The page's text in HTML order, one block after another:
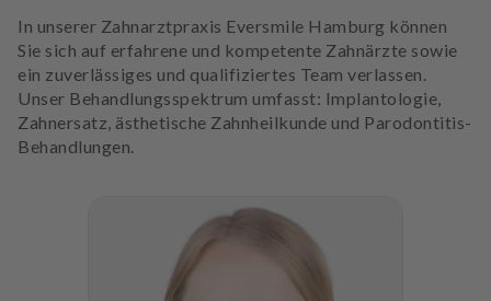
In unserer Zahnarztpraxis Eversmile Hamburg können
Sie sich auf erfahrene und kompetente Zahnärzte sowie
ein zuverlässiges und qualifiziertes Team verlassen.
Unser Behandlungsspektrum umfasst: Implantologie,
Zahnersatz, ästhetische Zahnheilkunde und Parodontitis-
Behandlungen.